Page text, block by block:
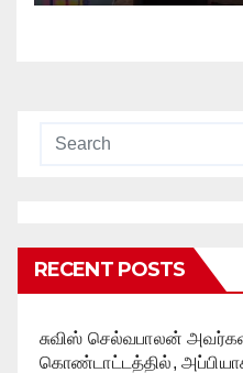
RECENT POSTS
சுவிஸ் செல்வபாலன்
கொண்டாட்டத்தில்,